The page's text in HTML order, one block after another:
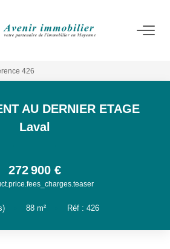
VENTES
D'entreprise
LOCATIONS
D'entreprise
ESTIMATION
426
AU DERNIER ETAGE
Laval
272 900 €
88m² Réf : 426